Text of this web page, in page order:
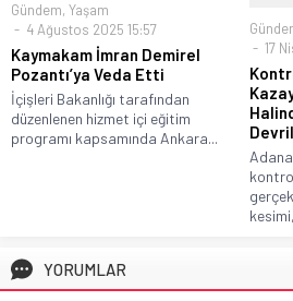
Gündem, Yaşam
4 Ağustos 2025 15:57
Kaymakam İmran Demirel
Pozantı’ya Veda Etti
İçişleri Bakanlığı tarafından
düzenlenen hizmet içi eğitim
programı kapsamında Ankara...
17
YORUMLAR